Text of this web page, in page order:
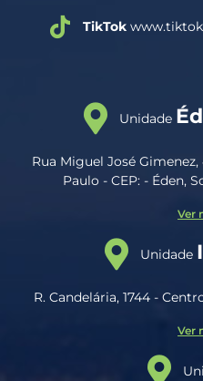
TikTok
Unidade
Rua Miguel José
Paulo - CEP: - Éden,
Ver
Unidade
R. Candelária, 1744 -
Ver